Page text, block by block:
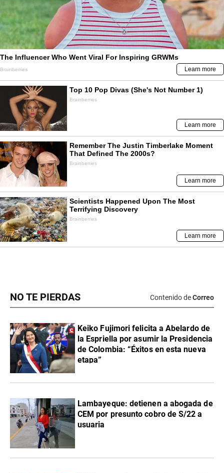
NO TE PIERDAS Contenido deCorreo
Keiko Fujimori felicita a Abelardo de
la Espriella por asumir la Presidencia
de Colombia: “Éxitos en esta nueva
etapa”
Lambayeque: detienen a abogada de
CEM por presunto cobro de S/22 a
usuaria